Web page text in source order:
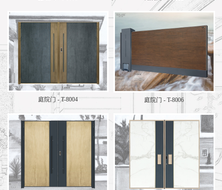
庭院门 - T-8004 庭院门 - T-8006